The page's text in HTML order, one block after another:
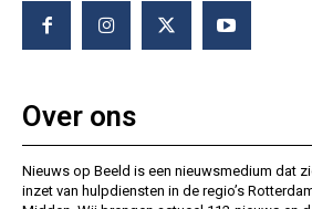
Over ons
Nieuws op Beeld is een nieuwsmedium dat
inzet van hulpdiensten in de regio’s